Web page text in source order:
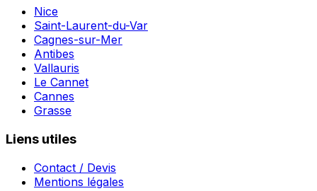
Nice
Saint-Laurent-du-Var
Cagnes-sur-Mer
Antibes
Vallauris
Le Cannet
Cannes
Grasse
Liens utiles
Contact / Devis
Mentions légales